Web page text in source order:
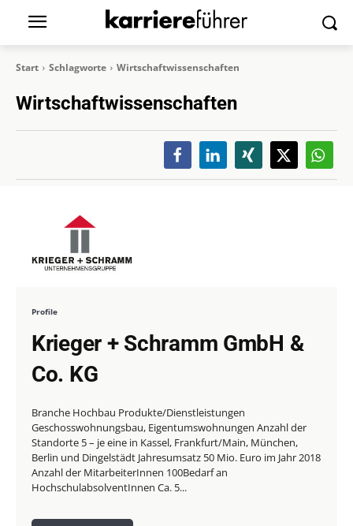
Start Schlagworte Wirtschaftwissenschaften
Wirtschaftwissenschaften
Profile
Krieger + Schramm GmbH &
Co. KG
Branche Hochbau Produkte/Dienstleistungen
Geschosswohnungsbau, Eigentumswohnungen Anzahl der
Standorte 5 – je eine in Kassel, Frankfurt/Main, München,
Berlin und Dingelstädt Jahresumsatz 50 Mio. Euro im Jahr 2018
Anzahl der MitarbeiterInnen 100Bedarf an
HochschulabsolventInnen Ca. 5...